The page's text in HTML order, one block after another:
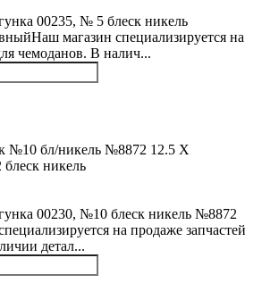
00235, № 5 блеск никель
магазин специализируется на
чемоданов. В налич...
никель
00230, №10 блеск никель №8872
на продаже запчастей
детал...